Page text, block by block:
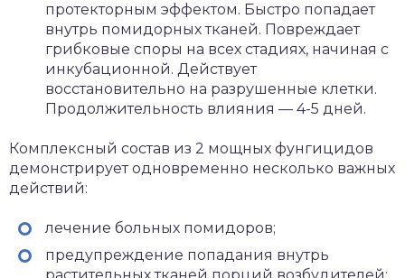
протекторным эффектом. Быстро попадает
внутрь помидорных тканей. Повреждает
грибковые споры на всех стадиях, начиная с
инкубационной. Действует
восстановительно на разрушенные клетки.
Продолжительность влияния — 4-5 дней.
Комплексный состав из 2 мощных фунгицидов
демонстрирует одновременно несколько важных
действий:
лечение больных помидоров;
предупреждение попадания внутрь